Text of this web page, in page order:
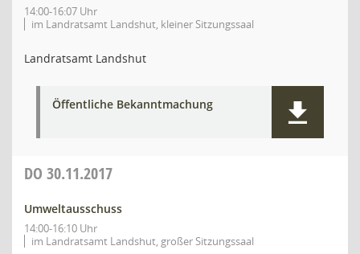
14:00-16:07 Uhr
im Landratsamt Landshut, kleiner Sitzungssaal
Landratsamt Landshut
Öffentliche Bekanntmachung
DO 30.11.2017
Umweltausschuss
14:00-16:10 Uhr
im Landratsamt Landshut, großer Sitzungssaal